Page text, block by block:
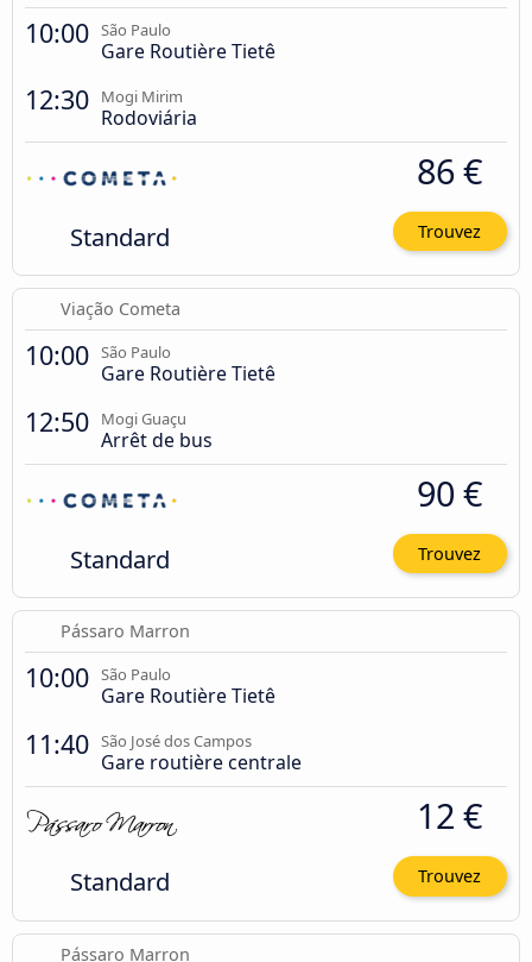
10:00 São Paulo
Gare Routière Tietê
12:30 Mogi Mirim
Rodoviária
Standard
86 €
Trouvez
Viação Cometa
10:00 São Paulo
Gare Routière Tietê
12:50 Mogi Guaçu
Arrêt de bus
Standard
90 €
Trouvez
Pássaro Marron
10:00 São Paulo
Gare Routière Tietê
11:40 São José dos Campos
Gare routière centrale
Standard
12 €
Trouvez
Pássaro Marron